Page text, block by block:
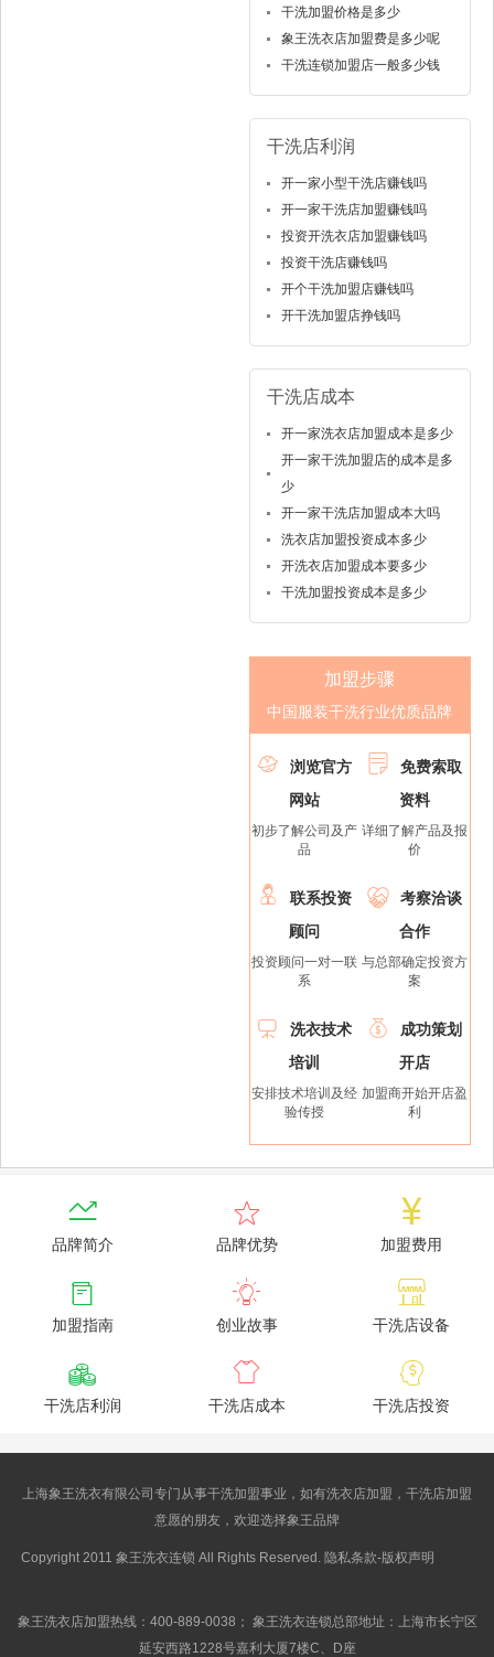
干洗加盟价格是多少
象王洗衣店加盟费是多少呢
干洗连锁加盟店一般多少钱
干洗店利润
开一家小型干洗店赚钱吗
开一家干洗店加盟赚钱吗
投资开洗衣店加盟赚钱吗
投资干洗店赚钱吗
开个干洗加盟店赚钱吗
开干洗加盟店挣钱吗
干洗店成本
开一家洗衣店加盟成本是多少
开一家干洗加盟店的成本是多
少
开一家干洗店加盟成本大吗
洗衣店加盟投资成本多少
开洗衣店加盟成本要多少
干洗加盟投资成本是多少
加盟步骤
中国服装干洗行业优质品牌

浏览官方
网站
初步了解公司及产
品

免费索取
资料
详细了解产品及报
价

联系投资
顾问
投资顾问一对一联
系

考察洽谈
合作
与总部确定投资方
案

洗衣技术
培训
安排技术培训及经
验传授

成功策划
开店
加盟商开始开店盈
利

品牌简介

品牌优势

加盟费用

加盟指南

创业故事

干洗店设备

干洗店利润

干洗店成本

干洗店投资
上海象王洗衣有限公司专门从事干洗加盟事业，如有洗衣店加盟，干洗店加盟
意愿的朋友，欢迎选择象王品牌
Copyright 2011 象王洗衣连锁 All Rights Reserved. 隐私条款-版权声明
象王洗衣店加盟热线：400-889-0038； 象王洗衣连锁总部地址：上海市长宁区
延安西路1228号嘉利大厦7楼C、D座